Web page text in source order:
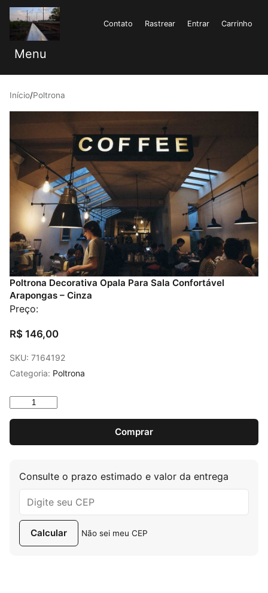
Contato Rastrear Entrar Carrinho
Menu
Início/Poltrona
Poltrona Decorativa Opala Para Sala Confortável
Arapongas – Cinza
Preço:
R$ 146,00
SKU: 7164192
Categoria: Poltrona
Poltrona Decorativa Opala Para Sala Confortável
Comprar
Consulte o prazo estimado e valor da entrega
Calcular Não sei meu CEP